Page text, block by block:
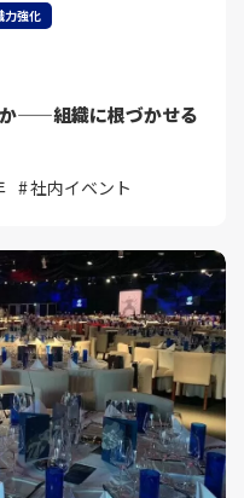
力強化
——組織に根づかせる
社内イベント